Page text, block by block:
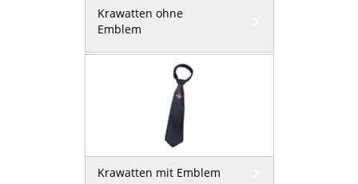
Krawatten ohne
Emblem
Krawatten mit Emblem